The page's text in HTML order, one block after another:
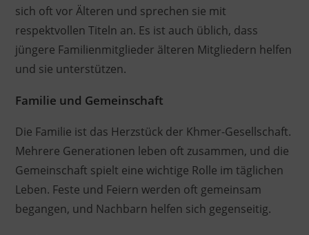
sich oft vor Älteren und sprechen sie mit
respektvollen Titeln an. Es ist auch üblich, dass
jüngere Familienmitglieder älteren Mitgliedern helfen
und sie unterstützen.
Familie und Gemeinschaft
Die Familie ist das Herzstück der Khmer-Gesellschaft.
Mehrere Generationen leben oft zusammen, und die
Gemeinschaft spielt eine wichtige Rolle im täglichen
Leben. Feste und Feiern werden oft gemeinsam
begangen, und Nachbarn helfen sich gegenseitig.